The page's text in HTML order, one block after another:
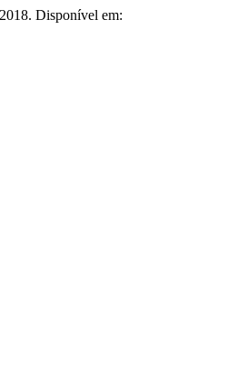
Disponível em: